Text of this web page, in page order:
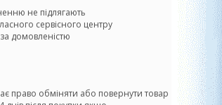
не підлягають
сервісного центру
домовленістю
право обміняти або повернути товар